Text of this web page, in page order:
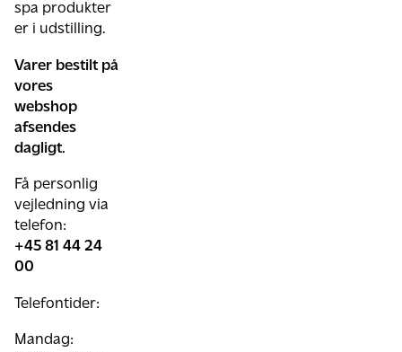
spa produkter
er i udstilling.
Varer bestilt på
vores
webshop
afsendes
dagligt.
Få personlig
vejledning via
telefon:
+45 81 44 24
00
Telefontider:
Mandag: